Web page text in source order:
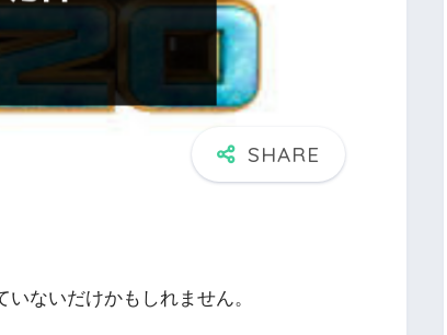
ないだけかもしれません。